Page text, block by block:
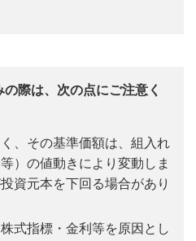
際は、次の点にご注意く
、その基準価額は、組入れ
）の値動きにより変動しま
資元本を下回る場合があり
式指標・金利等を原因とし